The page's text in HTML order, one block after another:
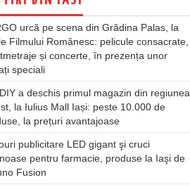
urcă pe scena din Grădina Palas, la
Filmului Românesc: pelicule consacrate,
și concerte, în prezența unor
speciali
a deschis primul magazin din regiunea
la Iulius Mall Iași: peste 10.000 de
la prețuri avantajoase
publicitare LED gigant şi cruci
pentru farmacie, produse la Iaşi de
Fusion